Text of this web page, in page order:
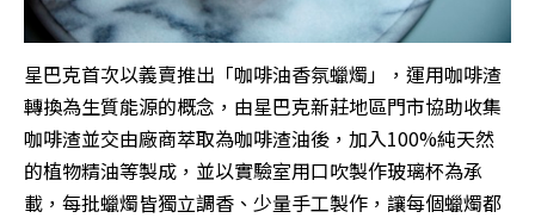
星巴克首次以義賣推出「咖啡油香氛蠟燭」，運用咖啡渣
轉換為生質能源的概念，由星巴克新莊地區門市協助收集
咖啡渣並交由廠商萃取為咖啡渣油後，加入100%純天然
的植物精油等製成，並以實驗室用口吹製作玻璃杯為承
載，每批蠟燭皆獨立調香、少量手工製作，讓每個蠟燭都